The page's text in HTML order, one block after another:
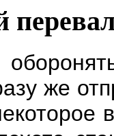
же